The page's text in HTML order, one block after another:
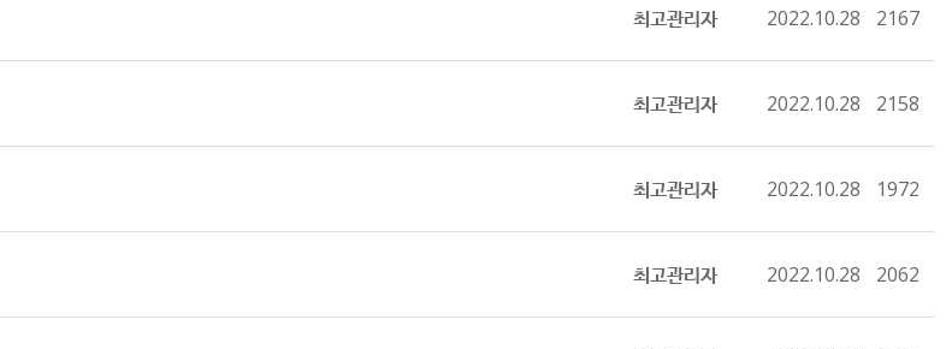
최고관리자 2022.10.28 2167
최고관리자 2022.10.28 2158
최고관리자 2022.10.28 1972
최고관리자 2022.10.28 2062